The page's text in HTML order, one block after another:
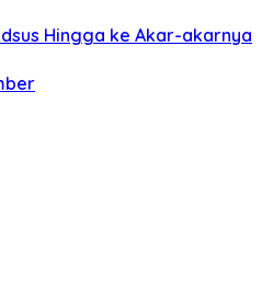
Hingga ke Akar-akarnya